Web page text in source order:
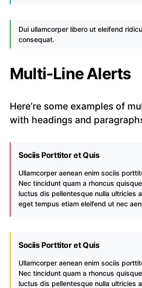
Dui ullamcorper libero ut eleifend
consequat.
Multi-Line Alerts
Here’re some examples of
with headings and
Sociis Porttitor et Quis
Ullamcorper aenean enim sociis
Nec tincidunt quam a rhoncus
luctus dis pellentesque nulla ultricies
eget tempus etiam eleifend ut nec
Sociis Porttitor et Quis
Ullamcorper aenean enim sociis
Nec tincidunt quam a rhoncus
luctus dis pellentesque nulla ultricies